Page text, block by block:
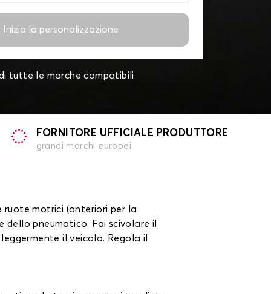
Inizia la personalizzazione
tutte le marche compatibili
FORNITORE UFFICIALE PRODUTTORE
grandi marchi europei
ruote motrici (anteriori per la
pneumatico. Fai scivolare il
il veicolo. Regola il